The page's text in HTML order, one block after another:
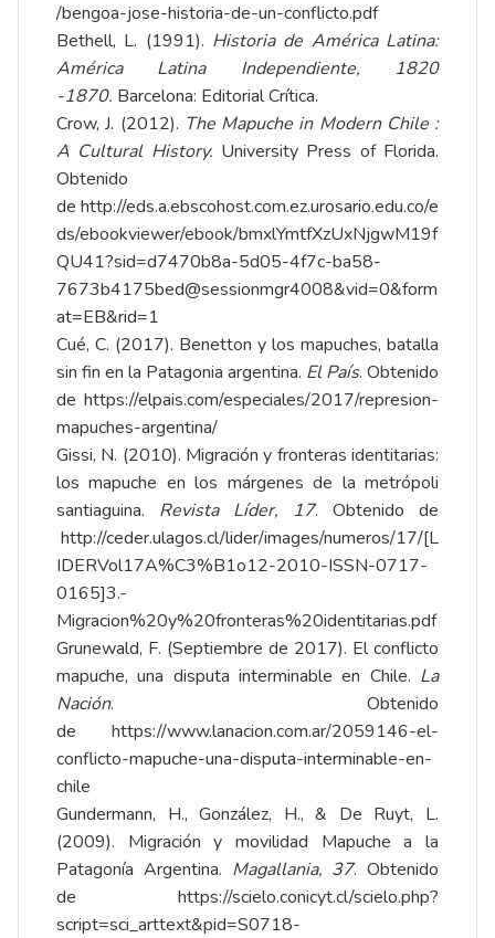
/bengoa-jose-historia-de-un-conflicto.pdf
Bethell, L. (1991). Historia de América Latina:
América Latina Independiente, 1820
-1870. Barcelona: Editorial Crítica.
Crow, J. (2012). The Mapuche in Modern Chile :
A Cultural History. University Press of Florida.
Obtenido
de http://eds.a.ebscohost.com.ez.urosario.edu.co/e
ds/ebookviewer/ebook/bmxlYmtfXzUxNjgwM19f
QU41?sid=d7470b8a-5d05-4f7c-ba58-
7673b4175bed@sessionmgr4008&vid=0&form
at=EB&rid=1
Cué, C. (2017). Benetton y los mapuches, batalla
sin fin en la Patagonia argentina. El País. Obtenido
de https://elpais.com/especiales/2017/represion-
mapuches-argentina/
Gissi, N. (2010). Migración y fronteras identitarias:
los mapuche en los márgenes de la metrópoli
santiaguina. Revista Líder, 17. Obtenido de
http://ceder.ulagos.cl/lider/images/numeros/17/[L
IDERVol17A%C3%B1o12-2010-ISSN-0717-
0165]3.-
Migracion%20y%20fronteras%20identitarias.pdf
Grunewald, F. (Septiembre de 2017). El conflicto
mapuche, una disputa interminable en Chile. La
Nación. Obtenido
de https://www.lanacion.com.ar/2059146-el-
conflicto-mapuche-una-disputa-interminable-en-
chile
Gundermann, H., González, H., & De Ruyt, L.
(2009). Migración y movilidad Mapuche a la
Patagonía Argentina. Magallania, 37. Obtenido
de https://scielo.conicyt.cl/scielo.php?
script=sci_arttext&pid=S0718-